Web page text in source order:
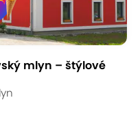
mlyn – štýlové